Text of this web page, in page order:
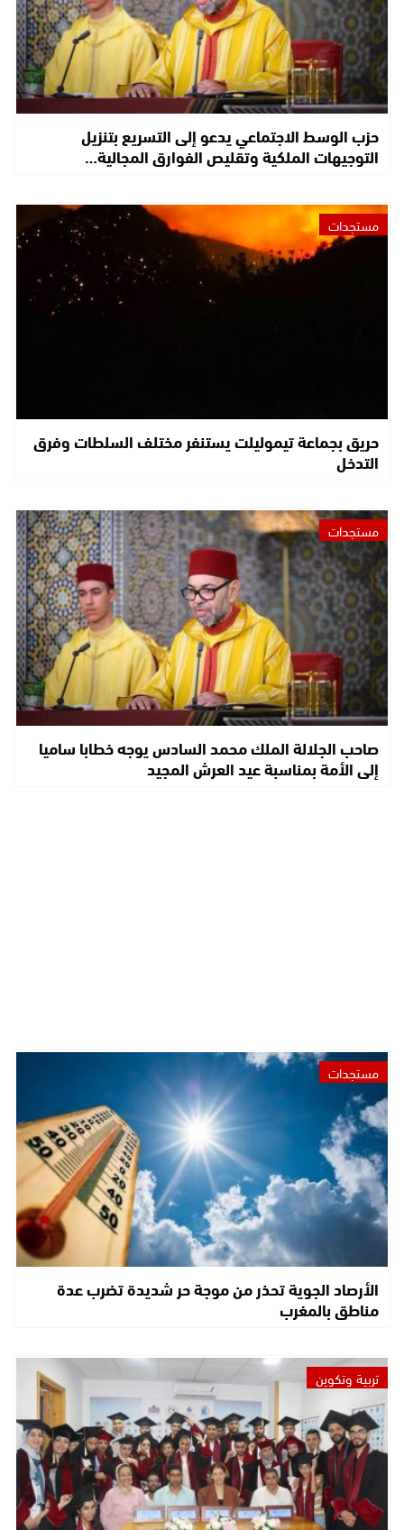
حزب الوسط الاجتماعي يدعو إلى التسريع بتنزيل
التوجيهات الملكية وتقليص الفوارق المجالية…
مستجدات
حريق بجماعة تيموليلت يستنفر مختلف السلطات وفرق
التدخل
مستجدات
صاحب الجلالة الملك محمد السادس يوجه خطابا ساميا
إلى الأمة بمناسبة عيد العرش المجيد
مستجدات
الأرصاد الجوية تحذر من موجة حر شديدة تضرب عدة
مناطق بالمغرب
تربية وتكوين